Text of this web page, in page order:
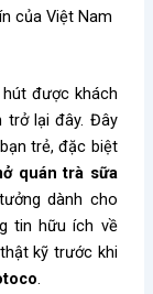
của Việt Nam
được khách
trở lại đây. Đây
trẻ, đặc biệt
quán trà sữa
dành cho
tin hữu ích về
kỹ trước khi
.